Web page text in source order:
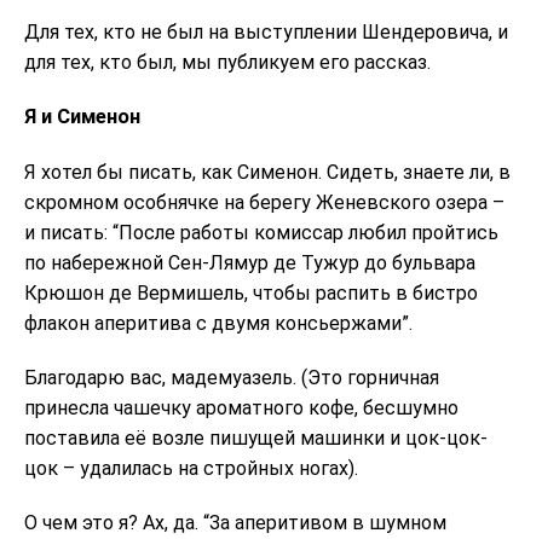
Для тех, кто не был на выступлении Шендеровича, и
для тех, кто был, мы публикуем его рассказ.
Я и Сименон
Я хотел бы писать, как Сименон. Сидеть, знаете ли, в
скромном особнячке на берегу Женевского озера –
и писать: “После работы комиссар любил пройтись
по набережной Сен-Лямур де Тужур до бульвара
Крюшон де Вермишель, чтобы распить в бистро
флакон аперитива с двумя консьержами”.
Благодарю вас, мадемуазель. (Это горничная
принесла чашечку ароматного кофе, бесшумно
поставила её возле пишущей машинки и цок-цок-
цок – удалилась на стройных ногах).
О чем это я? Ах, да. “За аперитивом в шумном